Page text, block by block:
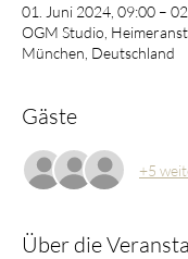
01. Juni 2024, 09:00 –
OGM Studio,
München, Deutschland
Gäste
+5
Über die